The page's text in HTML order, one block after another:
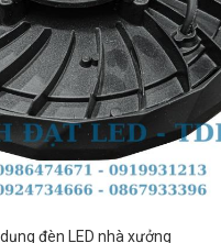
đèn LED nhà xưởng